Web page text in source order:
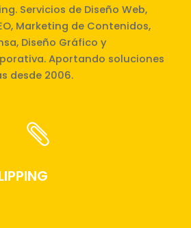
Servicios de Diseño Web,
Marketing de Contenidos,
Diseño Gráfico y
Aportando soluciones
desde 2006.
